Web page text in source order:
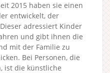
2015 haben sie einen
entwickelt, der
adressiert Kinder
und gibt ihnen die
mit der Familie zu
Bei Personen, die
ist die künstliche